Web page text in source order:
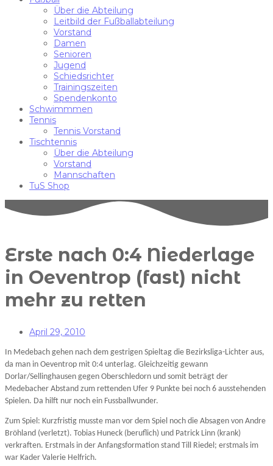
Über die Abteilung
Leitbild der Fußballabteilung
Vorstand
Damen
Senioren
Jugend
Schiedsrichter
Trainingszeiten
Spendenkonto
Schwimmmen
Tennis
Tennis Vorstand
Tischtennis
Über die Abteilung
Vorstand
Mannschaften
TuS Shop
Erste nach 0:4 Niederlage
in Oeventrop (fast) nicht
mehr zu retten
April 29, 2010
In Medebach gehen nach dem gestrigen Spieltag die Bezirksliga-Lichter aus,
da man in Oeventrop mit 0:4 unterlag. Gleichzeitig gewann
Dorlar/Sellinghausen gegen Oberschledorn und somit beträgt der
Medebacher Abstand zum rettenden Ufer 9 Punkte bei noch 6 ausstehenden
Spielen. Da hilft nur noch ein Fussballwunder.
Zum Spiel: Kurzfristig musste man vor dem Spiel noch die Absagen von Andre
Bröhland (verletzt). Tobias Huneck (beruflich) und Patrick Linn (krank)
verkraften. Erstmals in der Anfangsformation stand Till Riedel; erstmals im
war Kader Valerie Helfrich.